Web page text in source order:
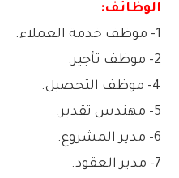
الوظائف:
1- موظف خدمة العملاء.
2- موظف تأجير.
4- موظف التحصيل.
5- مهندس تقدير.
6- مدير المشروع.
7- مدير العقود.